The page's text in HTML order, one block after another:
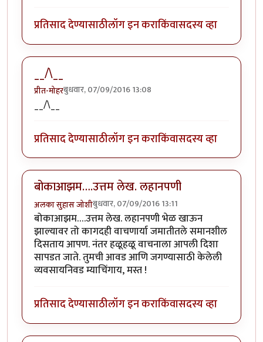
प्रतिसाद देण्यासाठीलॉग इन कराकिंवासदस्य व्हा
__/\__
प्रीत-मोहरबुधवार, 07/09/2016 13:08
__/\__
प्रतिसाद देण्यासाठीलॉग इन कराकिंवासदस्य व्हा
बोकाआझम….उत्तम लेख. लहानपणी
अलका सुहास जोशीबुधवार, 07/09/2016 13:11
बोकाआझम….उत्तम लेख. लहानपणी भेळ खाऊन
झाल्यावर तो कागदही वाचणार्या जमातीतले समानशील
दिसताय आपण. नंतर हळूहळू वाचनाला आपली दिशा
सापडत जाते. तुमची आवड आणि जगण्यासाठी केलेली
व्यवसायनिवड म्याचिंगाय, मस्त !
प्रतिसाद देण्यासाठीलॉग इन कराकिंवासदस्य व्हा